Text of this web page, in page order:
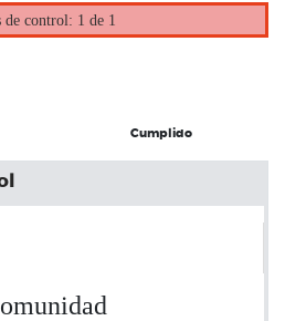
de control: 1 de 1
Cumplido